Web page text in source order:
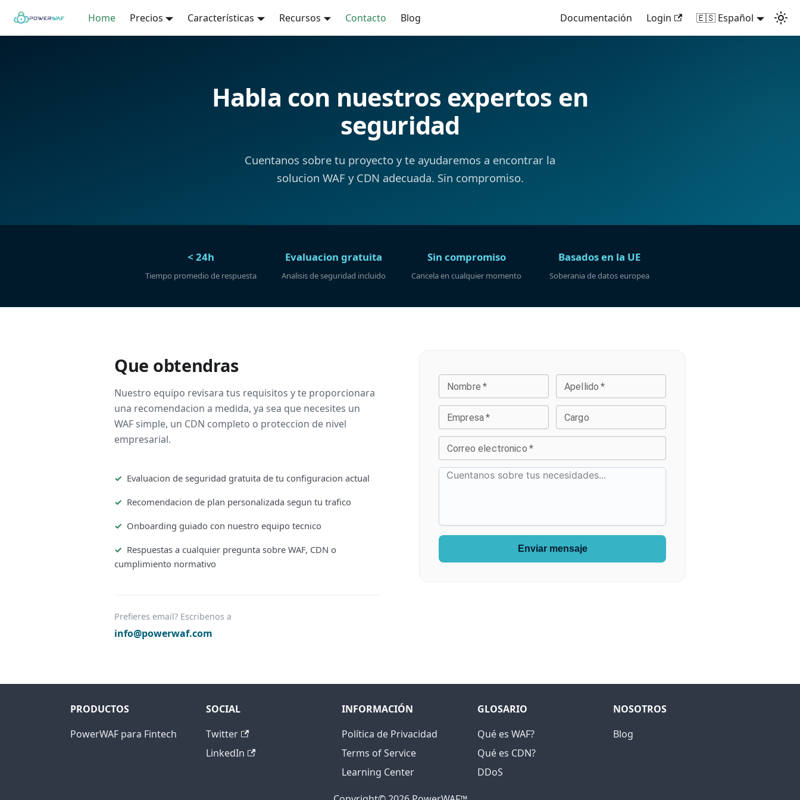
Home Precios Características Recursos Contacto Blog Documentación Login 🇪🇸 Español
Habla con nuestros expertos en
seguridad
Cuentanos sobre tu proyecto y te ayudaremos a encontrar la
solucion WAF y CDN adecuada. Sin compromiso.
< 24h
Tiempo promedio de respuesta
Evaluacion gratuita
Analisis de seguridad incluido
Sin compromiso
Cancela en cualquier momento
Basados en la UE
Soberania de datos europea
Que obtendras
Nuestro equipo revisara tus requisitos y te proporcionara
una recomendacion a medida, ya sea que necesites un
WAF simple, un CDN completo o proteccion de nivel
empresarial.
Evaluacion de seguridad gratuita de tu configuracion actual
Recomendacion de plan personalizada segun tu trafico
Onboarding guiado con nuestro equipo tecnico
Respuestas a cualquier pregunta sobre WAF, CDN o
cumplimiento normativo
Prefieres email? Escribenos a
info@powerwaf.com
Nombre * Apellido *
Empresa* Cargo
Correo electronico *
Enviar mensaje
PRODUCTOS
PowerWAF para Fintech
SOCIAL
Twitter
LinkedIn
INFORMACIÓN
Política de Privacidad
Terms of Service
Learning Center
GLOSARIO
Qué es WAF?
Qué es CDN?
DDoS
NOSOTROS
Blog